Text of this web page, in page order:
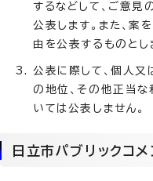
するなどして、ご意見
公表します。また、案
由を公表するものとし
公表に際して、個人
の地位、その他正当
いては公表しません。
日立市パブリックコ